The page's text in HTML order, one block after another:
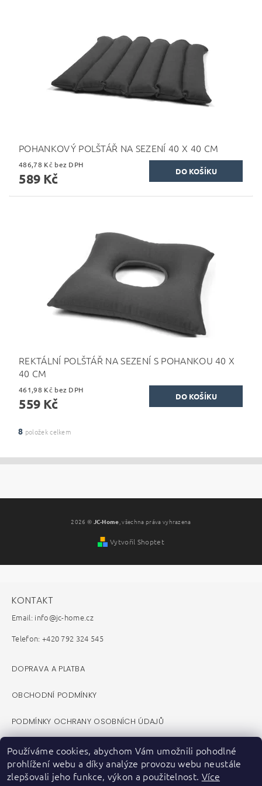
POHANKOVÝ POLŠTÁŘ NA SEZENÍ 40 X 40 CM
486,78 Kč bez DPH
589 Kč
REKTÁLNÍ POLŠTÁŘ NA SEZENÍ S POHANKOU 40 X
40 CM
461,98 Kč bez DPH
559 Kč
8 položek celkem
2026 © JC-Home , všechna práva vyhrazena
Vytvořil Shoptet
KONTAKT
Email: info@jc-home.cz
Telefon: +420 792 324 545
DOPRAVA A PLATBA
OBCHODNÍ PODMÍNKY
PODMÍNKY OCHRANY OSOBNÍCH ÚDAJŮ
REKLAMAČNÍ ŘÁD
VELKOOBCHOD B2B
Používáme cookies, abychom Vám umožnili pohodlné
prohlížení webu a díky analýze provozu webu neustále
zlepšovali jeho funkce, výkon a použitelnost. Více